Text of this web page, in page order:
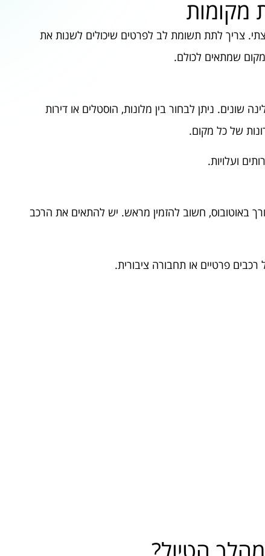
מקומות
צריך לתת תשומת לב לפרטים שיכולים לשנות את
שמתאים לכולם.
שונים. ניתן לבחור בין מלונות, הוסטלים או דירות
של כל מקום.
ועלויות.
באוטובוס, חשוב להזמין מראש. יש להתאים את הרכב
פרטיים או תחבורה ציבורית.